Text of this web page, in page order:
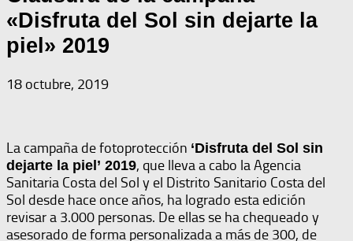
«Disfruta del Sol sin dejarte la
piel» 2019
18 octubre, 2019
La campaña de fotoprotección ‘Disfruta del Sol sin
dejarte la piel’ 2019, que lleva a cabo la Agencia
Sanitaria Costa del Sol y el Distrito Sanitario Costa del
Sol desde hace once años, ha logrado esta edición
revisar a 3.000 personas. De ellas se ha chequeado y
asesorado de forma personalizada a más de 300, de